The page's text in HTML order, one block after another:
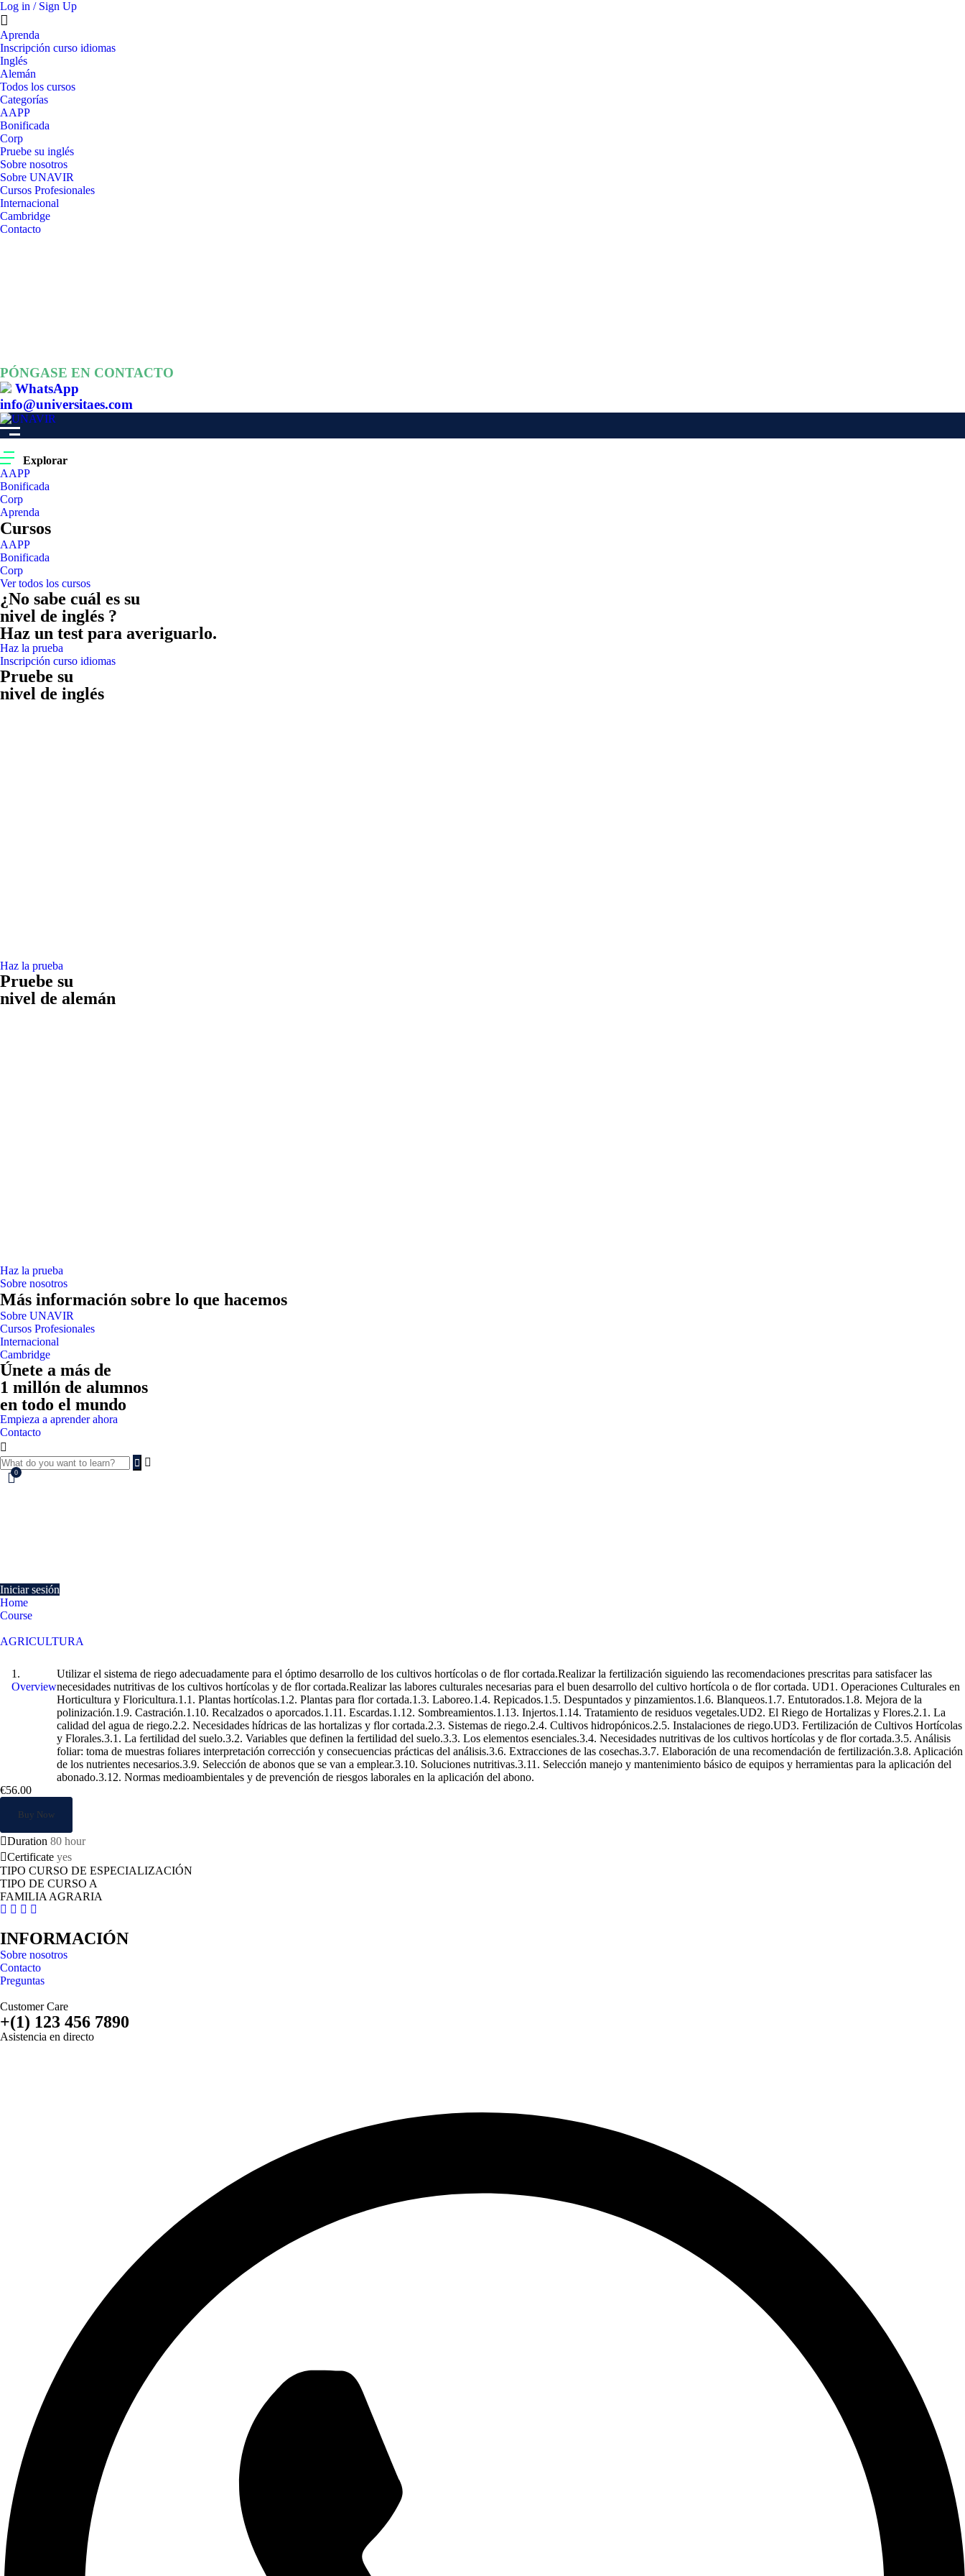
Log in / Sign Up
Aprenda
Inscripción curso idiomas
Inglés
Alemán
Todos los cursos
Categorías
AAPP
Bonificada
Corp
Pruebe su inglés
Sobre nosotros
Sobre UNAVIR
Cursos Profesionales
Internacional
Cambridge
Contacto
PÓNGASE EN CONTACTO
WhatsApp
info@universitaes.com
Explorar
AAPP
Bonificada
Corp
Aprenda
Cursos
AAPP
Bonificada
Corp
Ver todos los cursos
¿No sabe cuál es su
nivel de inglés ?
Haz un test para averiguarlo.
Haz la prueba
Inscripción curso idiomas
Pruebe su
nivel de inglés
Haz la prueba
Pruebe su
nivel de alemán
Haz la prueba
Sobre nosotros
Más información sobre lo que hacemos
Sobre UNAVIR
Cursos Profesionales
Internacional
Cambridge
Únete a más de
1 millón de alumnos
en todo el mundo
Empieza a aprender ahora
Contacto
0
Iniciar sesión
Home
Course
AGRICULTURA
Overview
Utilizar el sistema de riego adecuadamente para el óptimo desarrollo de los cultivos hortícolas o de flor cortada.Realizar la fertilización siguiendo las recomendaciones prescritas para satisfacer las
necesidades nutritivas de los cultivos hortícolas y de flor cortada.Realizar las labores culturales necesarias para el buen desarrollo del cultivo hortícola o de flor cortada. UD1. Operaciones Culturales en
Horticultura y Floricultura.1.1. Plantas hortícolas.1.2. Plantas para flor cortada.1.3. Laboreo.1.4. Repicados.1.5. Despuntados y pinzamientos.1.6. Blanqueos.1.7. Entutorados.1.8. Mejora de la
polinización.1.9. Castración.1.10. Recalzados o aporcados.1.11. Escardas.1.12. Sombreamientos.1.13. Injertos.1.14. Tratamiento de residuos vegetales.UD2. El Riego de Hortalizas y Flores.2.1. La
calidad del agua de riego.2.2. Necesidades hídricas de las hortalizas y flor cortada.2.3. Sistemas de riego.2.4. Cultivos hidropónicos.2.5. Instalaciones de riego.UD3. Fertilización de Cultivos Hortícolas
y Florales.3.1. La fertilidad del suelo.3.2. Variables que definen la fertilidad del suelo.3.3. Los elementos esenciales.3.4. Necesidades nutritivas de los cultivos hortícolas y de flor cortada.3.5. Análisis
foliar: toma de muestras foliares interpretación corrección y consecuencias prácticas del análisis.3.6. Extracciones de las cosechas.3.7. Elaboración de una recomendación de fertilización.3.8. Aplicación
de los nutrientes necesarios.3.9. Selección de abonos que se van a emplear.3.10. Soluciones nutritivas.3.11. Selección manejo y mantenimiento básico de equipos y herramientas para la aplicación del
abonado.3.12. Normas medioambientales y de prevención de riesgos laborales en la aplicación del abono.
€56.00
Buy Now
Duration 80 hour
Certificate yes
TIPO CURSO DE ESPECIALIZACIÓN
TIPO DE CURSO A
FAMILIA AGRARIA
INFORMACIÓN
Sobre nosotros
Contacto
Preguntas
Customer Care
+(1) 123 456 7890
Asistencia en directo